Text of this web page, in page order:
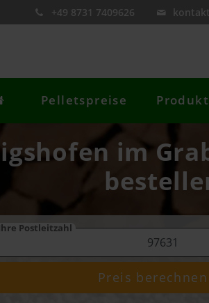
+49 8731 7409626
Pelletspreise
im
Postleitzahl
Preis berechnen